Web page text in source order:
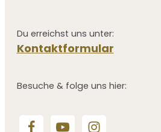
Du erreichst uns unter:
Kontaktformular
Besuche & folge uns hier: